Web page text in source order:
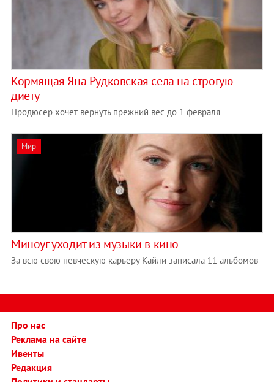
Кормящая Яна Рудковская села на строгую
диету
Продюсер хочет вернуть прежний вес до 1 февраля
Мир
Миноуг уходит из музыки в кино
За всю свою певческую карьеру Кайли записала 11 альбомов
Про нас
Реклама на сайте
Ивенты
Редакция